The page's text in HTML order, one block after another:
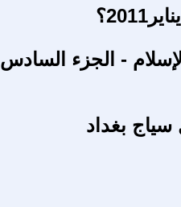
- الجزء السادس
بغداد